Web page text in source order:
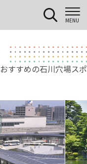
MENU
すすめの石川穴場スポ